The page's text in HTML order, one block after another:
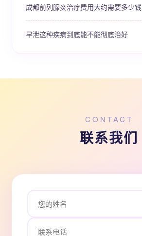
成都前列腺炎治疗费用大约需要多少钱
早泄这种疾病到底能不能彻底治好
CONTACT
联系我们